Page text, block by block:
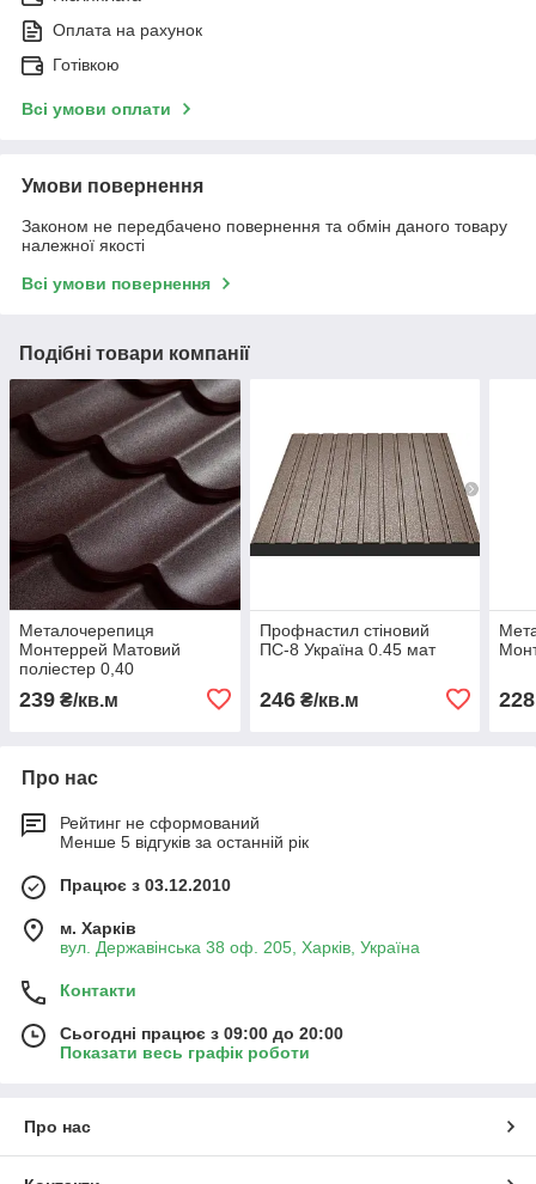
Оплата на рахунок
Готівкою
Всі умови оплати
Умови повернення
Законом не передбачено повернення та обмін даного товару
належної якості
Всі умови повернення
Подібні товари компанії
Металочерепиця
Монтеррей Матовий
поліестер 0,40
239 ₴/кв.м
Профнастил стіновий
ПС-8 Україна 0.45 мат
246₴/кв.м 228
Про нас
Рейтинг не сформований
Менше 5 відгуків за останній рік
Працює з 03.12.2010
м. Харків
вул. Державінська 38 оф. 205, Харків, Україна
Контакти
Сьогодні працює з 09:00 до 20:00
Показати весь графік роботи
Про нас